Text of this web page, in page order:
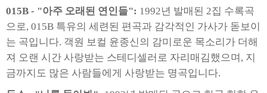
015B - "아주 오래된 연인들": 1992년 발매된 2집 수록곡
으로, 015B 특유의 세련된 편곡과 감각적인 가사가 돋보이
는 곡입니다. 객원 보컬 윤종신의 감미로운 목소리가 더해
져 오랜 시간 사랑받는 스테디셀러로 자리매김했으며, 지
금까지도 많은 사람들에게 사랑받는 명곡입니다.